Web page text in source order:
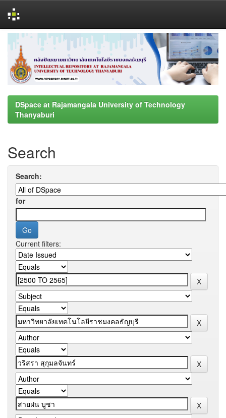
navigation
DSpace at Rajamangala University of Technology
Thanyaburi
Search
Search:
for
Current filters: